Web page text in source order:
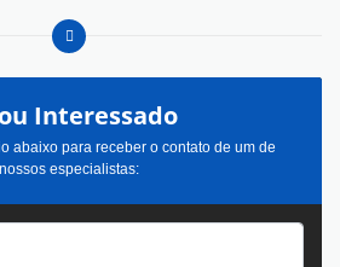
Interessado
abaixo para receber o contato de um de
nossos especialistas: